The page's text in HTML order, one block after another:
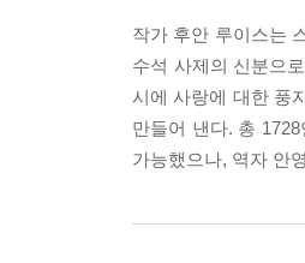
작가 후안 루이스는
수석 사제의 신분으
시에 사랑에 대한 풍
만들어 낸다. 총
가능했으나, 역자 안